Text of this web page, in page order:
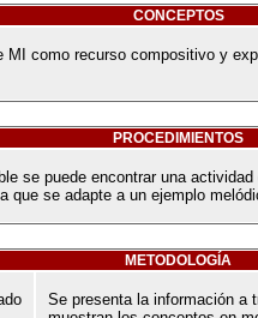
CONCEPTOS
MI como recurso compositivo y
PROCEDIMIENTOS
se puede encontrar una
que se adapte a un ejemplo
METODOLOGÍA
Se presenta la información a